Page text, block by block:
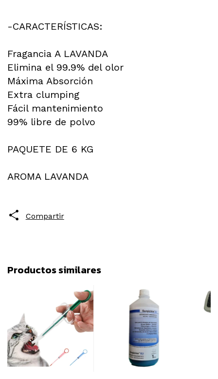
-CARACTERÍSTICAS:
Fragancia A LAVANDA
Elimina el 99.9% del olor
Máxima Absorción
Extra clumping
Fácil mantenimiento
99% libre de polvo
PAQUETE DE 6 KG
AROMA LAVANDA
Compartir
Productos similares